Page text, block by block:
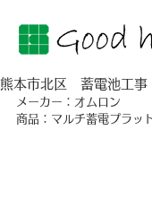
熊本市北区 蓄電池工事
メーカー：オムロン
商品：マルチ蓄電プラッ